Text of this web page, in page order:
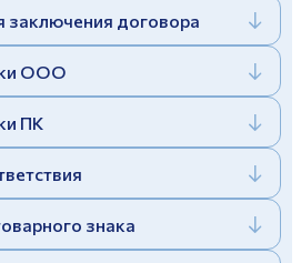
Отправить
вы соглашаетесь
вы соглашаетесь
© договора
ООО
ПК
знака